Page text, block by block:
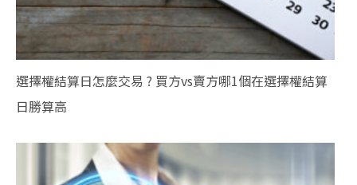
選擇權結算日怎麼交易 ? 買方vs賣方哪1個在選擇權結算
日勝算高